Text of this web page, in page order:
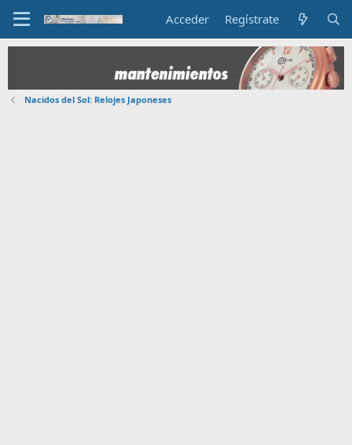
Acceder Regístrate
Nacidos del Sol: Relojes Japoneses